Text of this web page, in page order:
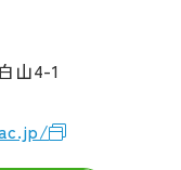
山4-1